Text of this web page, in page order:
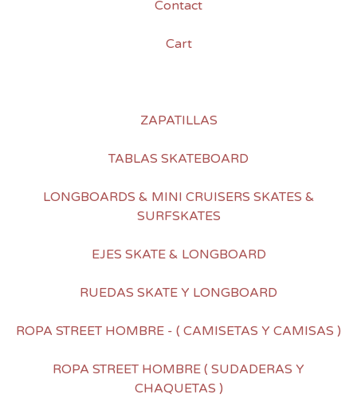
Contact
Cart
ZAPATILLAS
TABLAS SKATEBOARD
LONGBOARDS & MINI CRUISERS SKATES &
SURFSKATES
EJES SKATE & LONGBOARD
RUEDAS SKATE Y LONGBOARD
ROPA STREET HOMBRE - ( CAMISETAS Y CAMISAS )
ROPA STREET HOMBRE ( SUDADERAS Y
CHAQUETAS )